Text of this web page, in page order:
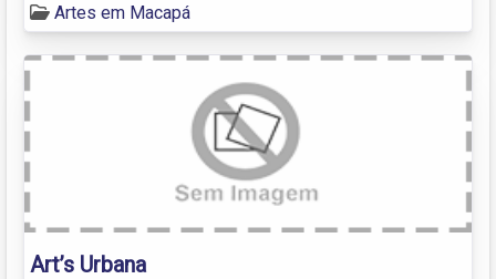
Artes em Macapá
Art’s Urbana